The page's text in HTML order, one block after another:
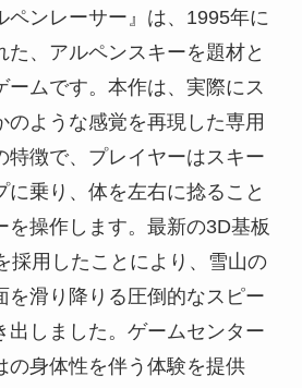
ペンレーサー』は、1995年に
た、アルペンスキーを題材と
ームです。本作は、実際にス
のような感覚を再現した専用
特徴で、プレイヤーはスキー
に乗り、体を左右に捻ること
を操作します。最新の3D基板
採用したことにより、雪山の
を滑り降りる圧倒的なスピー
出しました。ゲームセンター
の身体性を伴う体験を提供